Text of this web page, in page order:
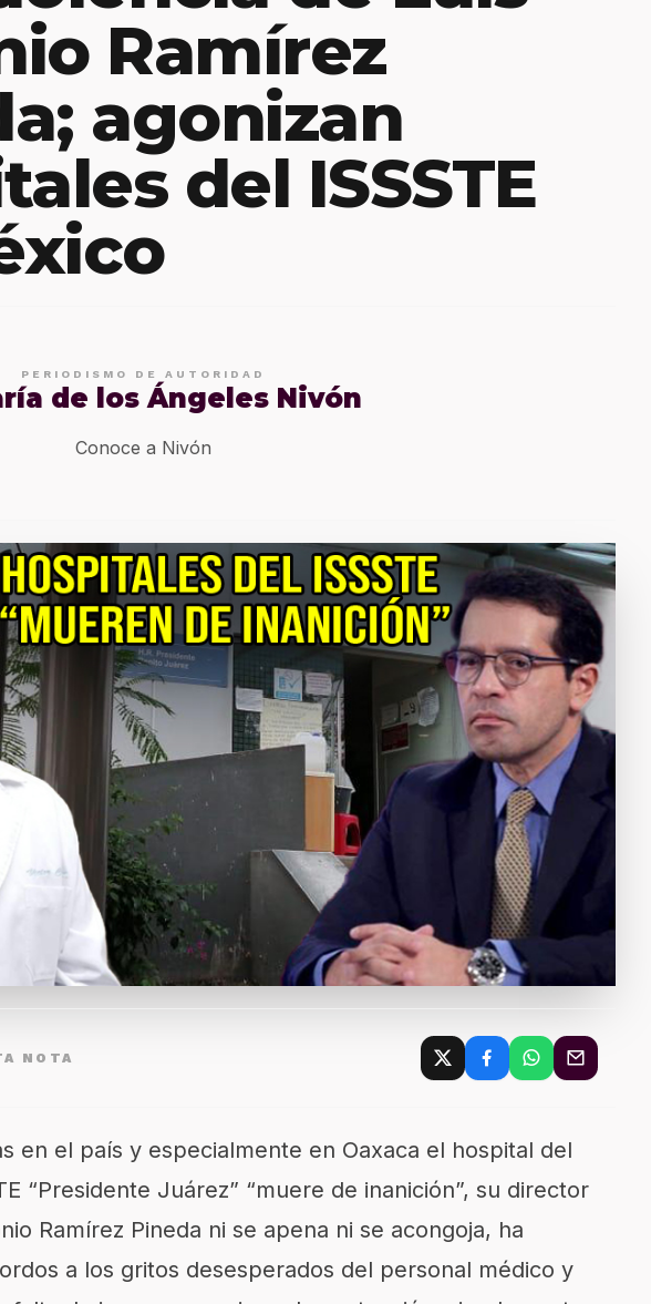
Ramírez
agonizan
del ISSSTE
PERIODISMO DE AUTORIDAD
de los Ángeles Nivón
Conoce a Nivón
NOTA
en el país y especialmente en Oaxaca el hospital del
“Presidente Juárez” “muere de inanición”, su director
Ramírez Pineda ni se apena ni se acongoja, ha
a los gritos desesperados del personal médico y